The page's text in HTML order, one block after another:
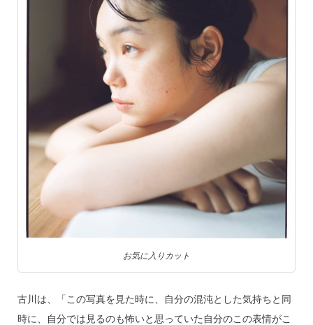
お気に入りカット
古川は、「この写真を見た時に、自分の混沌とした気持ちと同
時に、自分では見るのも怖いと思っていた自分のこの表情がこ